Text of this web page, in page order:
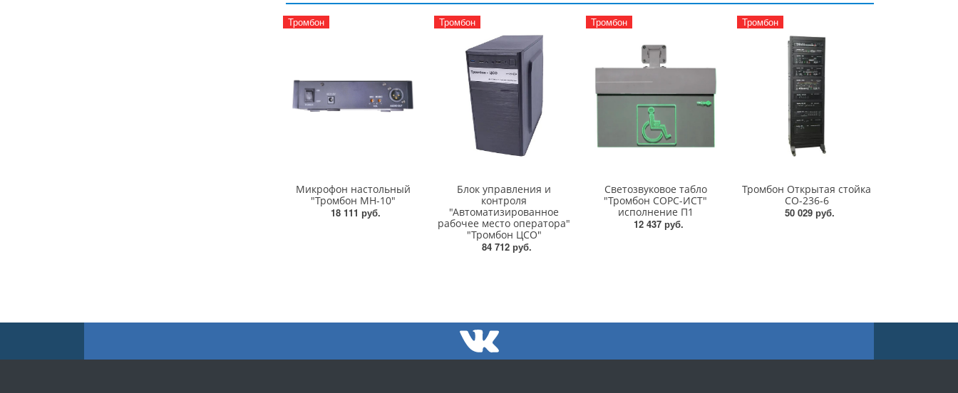
Тромбон
Микрофон настольный
"Тромбон МН-10"
18 111 руб.
Тромбон
Блок управления и
контроля
"Автоматизированное
рабочее место оператора"
"Тромбон ЦСО"
84 712 руб.
Тромбон
Светозвуковое табло
"Тромбон СОРС-ИСТ"
исполнение П1
12 437 руб.
Тромбон
Тромбон Открытая стойка
СО-236-6
50 029 руб.